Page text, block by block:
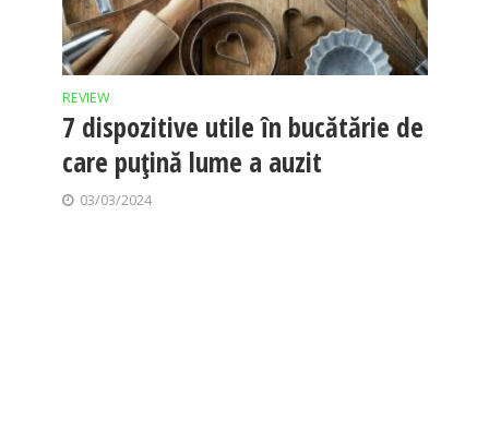
REVIEW
7 dispozitive utile în bucătărie de
care puțină lume a auzit
03/03/2024